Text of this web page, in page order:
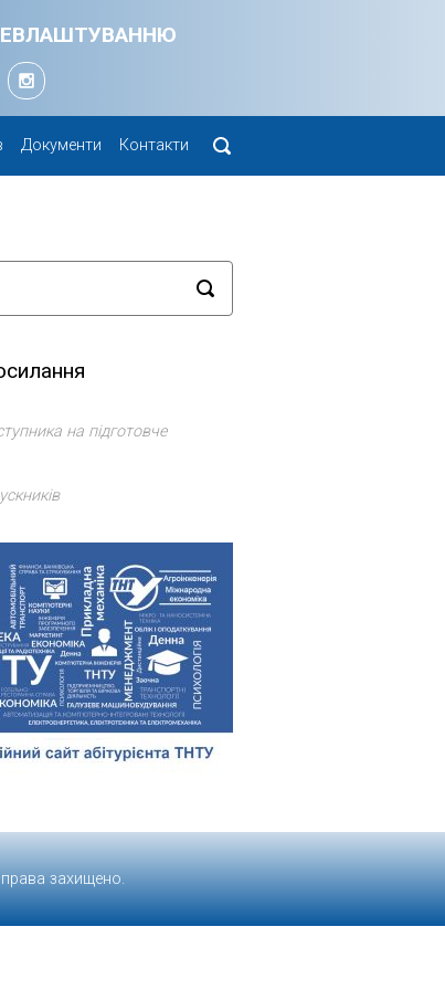
Документи Контакти
на підготовче
права захищено.